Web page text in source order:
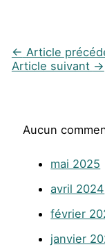
← Article
Article suivant →
Aucun
mai 2025
avril 2024
février
janvier